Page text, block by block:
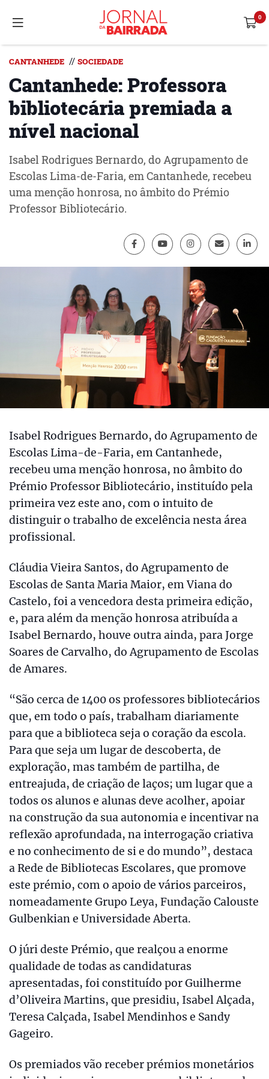
CANTANHEDE // SOCIEDADE
Cantanhede: Professora
bibliotecária premiada a
nível nacional
Isabel Rodrigues Bernardo, do Agrupamento de
Escolas Lima-de-Faria, em Cantanhede, recebeu
uma menção honrosa, no âmbito do Prémio
Professor Bibliotecário.
Isabel Rodrigues Bernardo, do Agrupamento de
Escolas Lima-de-Faria, em Cantanhede,
recebeu uma menção honrosa, no âmbito do
Prémio Professor Bibliotecário, instituído pela
primeira vez este ano, com o intuito de
distinguir o trabalho de excelência nesta área
profissional.
Cláudia Vieira Santos, do Agrupamento de
Escolas de Santa Maria Maior, em Viana do
Castelo, foi a vencedora desta primeira edição,
e, para além da menção honrosa atribuída a
Isabel Bernardo, houve outra ainda, para Jorge
Soares de Carvalho, do Agrupamento de Escolas
de Amares.
“São cerca de 1400 os professores bibliotecários
que, em todo o país, trabalham diariamente
para que a biblioteca seja o coração da escola.
Para que seja um lugar de descoberta, de
exploração, mas também de partilha, de
entreajuda, de criação de laços; um lugar que a
todos os alunos e alunas deve acolher, apoiar
na construção da sua autonomia e incentivar na
reflexão aprofundada, na interrogação criativa
e no conhecimento de si e do mundo”, destaca
a Rede de Bibliotecas Escolares, que promove
este prémio, com o apoio de vários parceiros,
nomeadamente Grupo Leya, Fundação Calouste
Gulbenkian e Universidade Aberta.
O júri deste Prémio, que realçou a enorme
qualidade de todas as candidaturas
apresentadas, foi constituído por Guilherme
d’Oliveira Martins, que presidiu, Isabel Alçada,
Teresa Calçada, Isabel Mendinhos e Sandy
Gageiro.
Os premiados vão receber prémios monetários